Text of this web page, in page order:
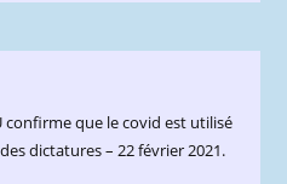
confirme que le covid est utilisé
dictatures – 22 février 2021.